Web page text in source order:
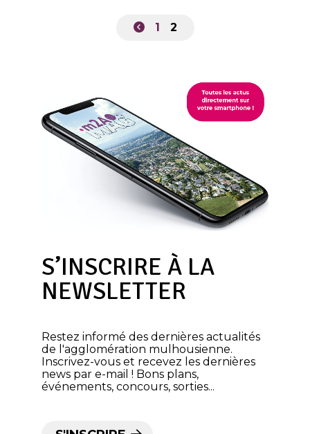
1 2
S’INSCRIRE À LA
NEWSLETTER
Restez informé des dernières actualités
de l'agglomération mulhousienne.
Inscrivez-vous et recevez les dernières
news par e-mail ! Bons plans,
événements, concours, sorties...